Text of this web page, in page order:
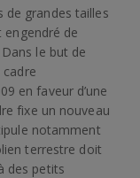
de grandes tailles
engendré de
le but de
cadre
en faveur d’une
fixe un nouveau
notamment
terrestre doit
des petits